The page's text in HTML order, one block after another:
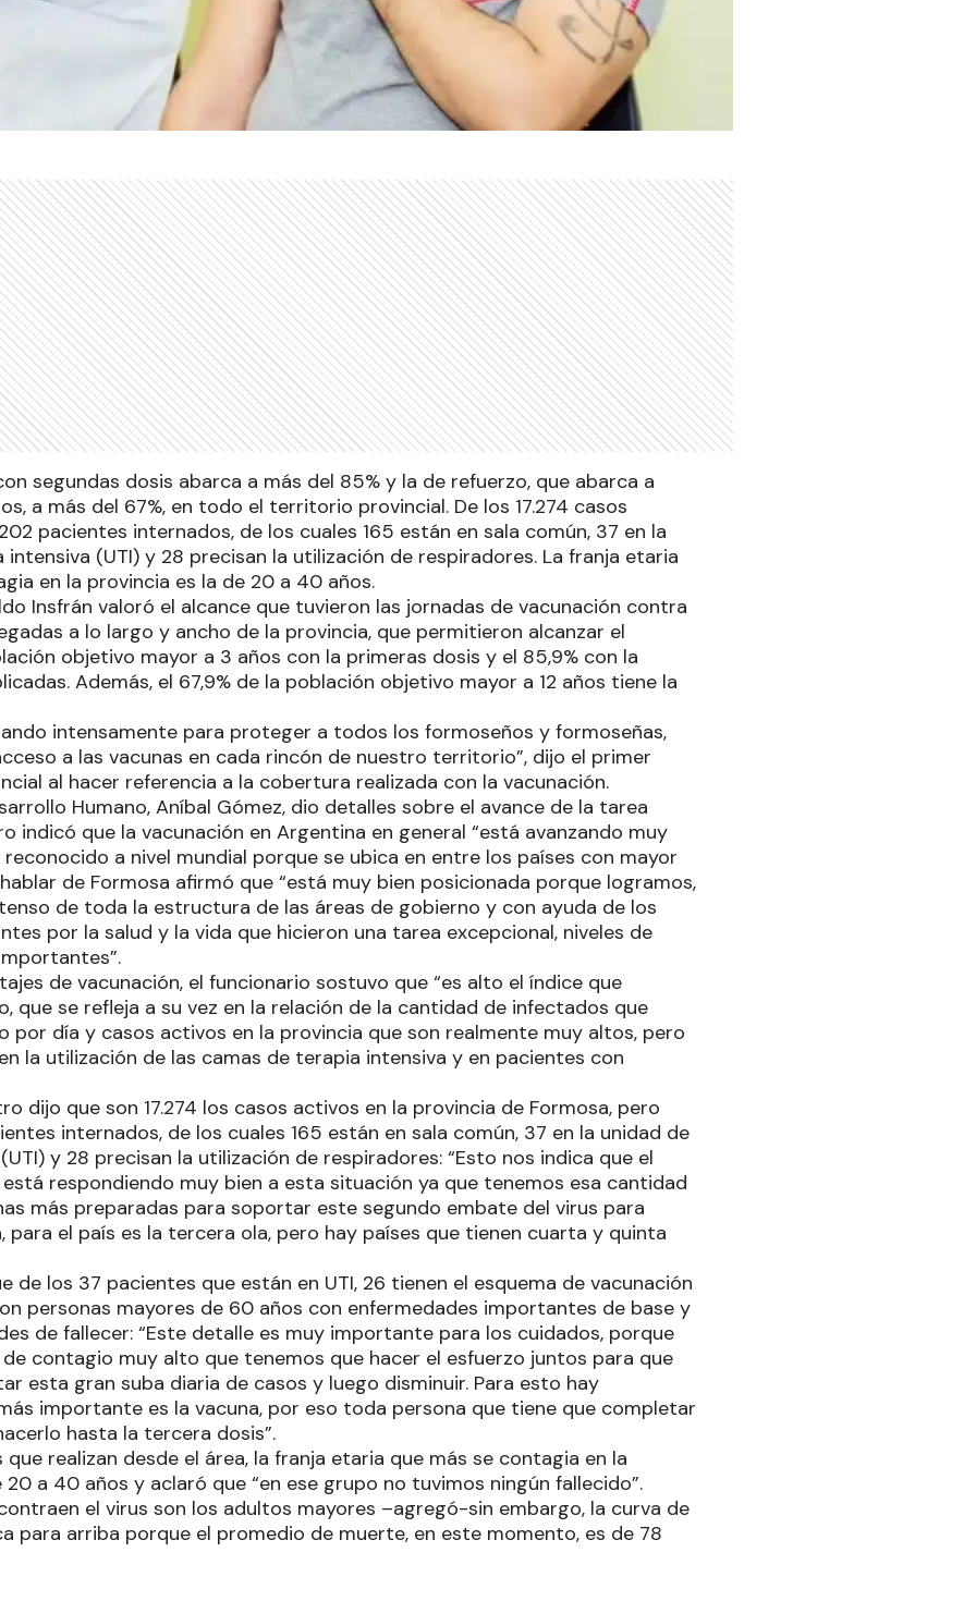
segundas dosis abarca a más del 85% y la de refuerzo, que abarca a
a más del 67%, en todo el territorio provincial. De los 17.274 casos
pacientes internados, de los cuales 165 están en sala común, 37 en la
(UTI) y 28 precisan la utilización de respiradores. La franja etaria
en la provincia es la de 20 a 40 años.
Insfrán valoró el alcance que tuvieron las jornadas de vacunación contra
a lo largo y ancho de la provincia, que permitieron alcanzar el
objetivo mayor a 3 años con la primeras dosis y el 85,9% con la
Además, el 67,9% de la población objetivo mayor a 12 años tiene la
intensamente para proteger a todos los formoseños y formoseñas,
a las vacunas en cada rincón de nuestro territorio”, dijo el primer
al hacer referencia a la cobertura realizada con la vacunación.
Humano, Aníbal Gómez, dio detalles sobre el avance de la tarea
indicó que la vacunación en Argentina en general “está avanzando muy
reconocido a nivel mundial porque se ubica en entre los países con mayor
de Formosa afirmó que “está muy bien posicionada porque logramos,
de toda la estructura de las áreas de gobierno y con ayuda de los
por la salud y la vida que hicieron una tarea excepcional, niveles de
de vacunación, el funcionario sostuvo que “es alto el índice que
que se refleja a su vez en la relación de la cantidad de infectados que
por día y casos activos en la provincia que son realmente muy altos, pero
la utilización de las camas de terapia intensiva y en pacientes con
dijo que son 17.274 los casos activos en la provincia de Formosa, pero
internados, de los cuales 165 están en sala común, 37 en la unidad de
y 28 precisan la utilización de respiradores: “Esto nos indica que el
respondiendo muy bien a esta situación ya que tenemos esa cantidad
más preparadas para soportar este segundo embate del virus para
para el país es la tercera ola, pero hay países que tienen cuarta y quinta
de los 37 pacientes que están en UTI, 26 tienen el esquema de vacunación
personas mayores de 60 años con enfermedades importantes de base y
de fallecer: “Este detalle es muy importante para los cuidados, porque
contagio muy alto que tenemos que hacer el esfuerzo juntos para que
esta gran suba diaria de casos y luego disminuir. Para esto hay
importante es la vacuna, por eso toda persona que tiene que completar
hasta la tercera dosis”.
que realizan desde el área, la franja etaria que más se contagia en la
a 40 años y aclaró que “en ese grupo no tuvimos ningún fallecido”.
el virus son los adultos mayores –agregó-sin embargo, la curva de
para arriba porque el promedio de muerte, en este momento, es de 78